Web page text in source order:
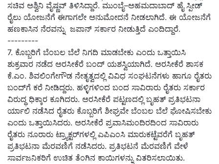
ಸಚಿವ ಅಶ್ವಿನಿ ವೈಷ್ಣವ್‌ ತಿಳಿಸಿದ್ದಾರೆ. ಮುಂಬೈ–ಅಹಮದಾಬಾದ್‌ ಹೈ ಸ್ಪೀಡ್‌
ರೈಲು ಯೋಜನೆಗೆ ಈಗಾಗಲೇ ಅನುಮೋದನೆ ನೀಡಲಾಗಿದೆ. ಈ ಯೋಜನೆಗೆ
ಹಣಕಾಸಿನ ನೆರವನ್ನು ಜಪಾನ್‌ ಸರ್ಕಾರ ನೀಡುತ್ತಿದೆ ಎಂದಿದ್ದಾರೆ.
---------
7. ಕೊಬ್ಬರಿಗೆ ಬೆಂಬಲ ಬೆಲೆ ನಿಗದಿ ಮಾಡಬೇಕು ಎಂದು ಒತ್ತಾಯಿಸಿ
ಶುಕ್ರವಾರ ನಡೆದ ಅರಸೀಕೆರೆ ಬಂದ್‌ ಯಶಸ್ವಿಯಾಗಿದೆ. ಅರಸೀಕೆರೆ ಶಾಸಕ
ಕೆ.ಎಂ. ಶಿವಲಿಂಗೇಗೌಡ ನೇತೃತ್ವದಲ್ಲಿ ವಿವಿಧ ಸಂಘಟನೆಗಳು ಹಾಗೂ ರೈತರು
ಬಂದ್‌ಗೆ ಕರೆ ನೀಡಿದ್ದರು. ಹಳ್ಳಿಗಳಿಂದ ಬಂದ ಸಾವಿರಾರು ರೈತರು ಸರ್ಕಾರ
ವಿರುದ್ಧ ಧಿಕ್ಕಾರ ಕೂಗಿದರು. ಅರಸೀಕೆರೆ ಪಟ್ಟಣದಲ್ಲಿ ಬೃಹತ್ ಪ್ರತಿಭಟನಾ
ರ್ಯಾಲಿ ನಡೆಸಿದ ರೈತರು ಕೊಬ್ಬರಿಗೆ ಶೀಘ್ರವೇ ಬೆಂಬಲ ಬೆಲೆ ಘೋಷಿಸಬೇಕು
ಎಂದು ಒತ್ತಾಯಿಸಿದರು. ಅರಸೀಕೆರೆ ಪ್ರವಾಸಿಮಂದಿರದಿಂದ ಸಾವಿರಾರು
ರೈತರು ನೂರಾರು ಟ್ರ್ಯಾಕ್ಟರ್‌ಗಳಲ್ಲಿ ಎಪಿಎಂಸಿ ಮಾರುಕಟ್ಟೆವರೆಗೆ ಬೃಹತ್
ಪ್ರತಿಭಟನಾ ಮೆರವಣಿಗೆ ನಡೆಸಿದರು. ಪ್ರತಿಭಟನೆ ಮೆರವಣಿಗೆ ವೇಳೆ
ಸಾರ್ವಜನಿಕರಿಗೆ ಉಚಿತ ತೆಂಗಿನ ಕಾಯಿಗಳನ್ನು ವಿತರಿಸಲಾಯಿತು.